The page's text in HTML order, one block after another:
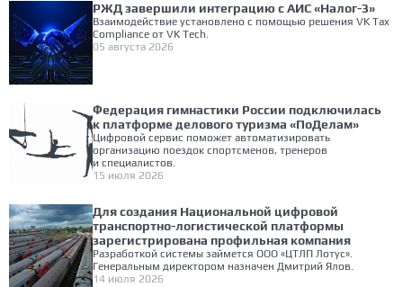
РЖД завершили интеграцию с АИС «Налог-3»
Взаимодействие установлено с помощью решения VK Tax
Compliance от VK Tech.
05 августа 2026
Федерация гимнастики России подключилась
к платформе делового туризма «ПоДелам»
Цифровой сервис поможет автоматизировать
организацию поездок спортсменов, тренеров
и специалистов.
15 июля 2026
Для создания Национальной цифровой
транспортно-логистической платформы
зарегистрирована профильная компания
Разработкой системы займется ООО «ЦТЛП Лотус».
Генеральным директором назначен Дмитрий Ялов.
14 июля 2026